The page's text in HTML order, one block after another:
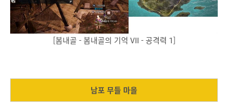
[봄내골 - 봄내골의 기억 VII - 공격력 1]
남포 무들 마을